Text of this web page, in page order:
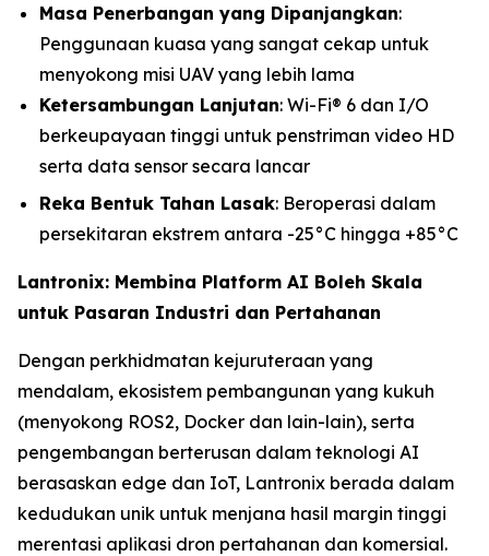
Masa Penerbangan yang Dipanjangkan:
Penggunaan kuasa yang sangat cekap untuk
menyokong misi UAV yang lebih lama
Ketersambungan Lanjutan: Wi-Fi® 6 dan I/O
berkeupayaan tinggi untuk penstriman video HD
serta data sensor secara lancar
Reka Bentuk Tahan Lasak: Beroperasi dalam
persekitaran ekstrem antara -25°C hingga +85°C
Lantronix: Membina Platform AI Boleh Skala
untuk Pasaran Industri dan Pertahanan
Dengan perkhidmatan kejuruteraan yang
mendalam, ekosistem pembangunan yang kukuh
(menyokong ROS2, Docker dan lain-lain), serta
pengembangan berterusan dalam teknologi AI
berasaskan edge dan IoT, Lantronix berada dalam
kedudukan unik untuk menjana hasil margin tinggi
merentasi aplikasi dron pertahanan dan komersial.